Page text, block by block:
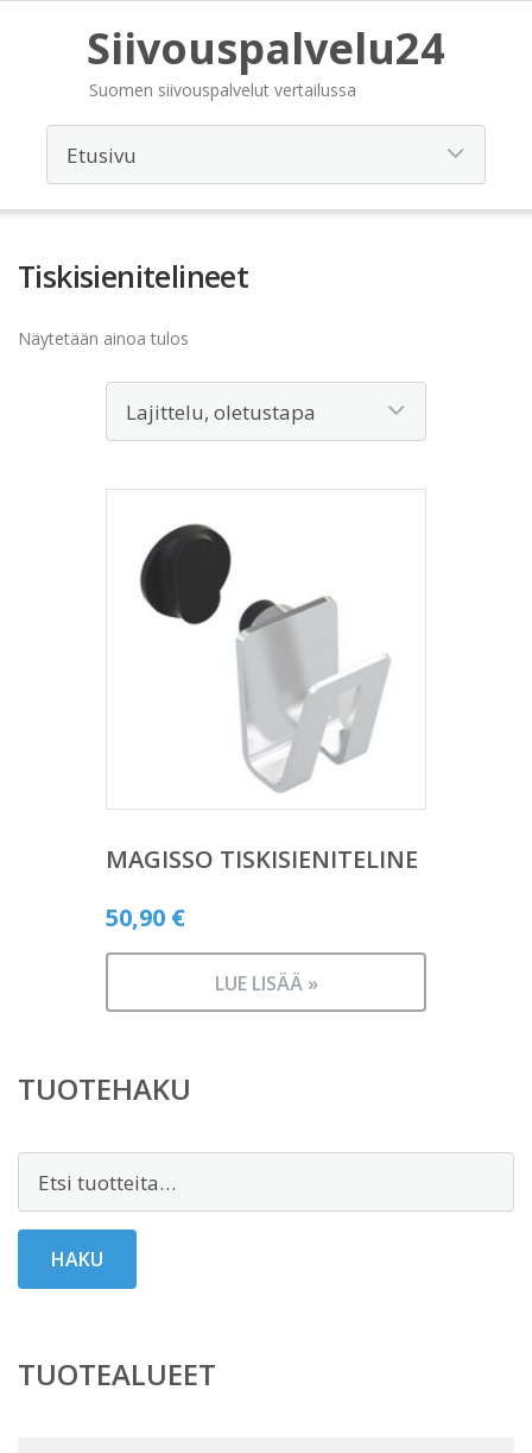
Siivouspalvelu24
Suomen siivouspalvelut vertailussa
Tiskisienitelineet
Näytetään ainoa tulos
MAGISSO TISKISIENITELINE
50,90 €
LUE LISÄÄ »
TUOTEHAKU
HAKU
TUOTEALUEET